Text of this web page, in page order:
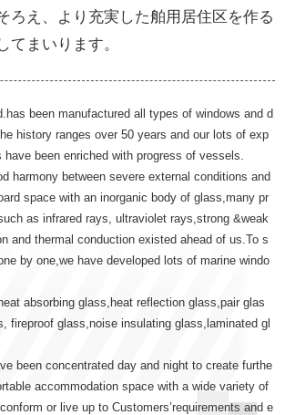
ろえ、より充実した舶用居住区を作る
てまいります。
been manufactured all types of windows and d
history ranges over 50 years and our lots of exp
have been enriched with progress of vessels.
harmony between severe external conditions and
space with an inorganic body of glass,many pr
as infrared rays, ultraviolet rays,strong &weak
and thermal conduction existed ahead of us.To s
by one,we have developed lots of marine windo
absorbing glass,heat reflection glass,pair glas
fireproof glass,noise insulating glass,laminated gl
been concentrated day and night to create furthe
accommodation space with a wide variety of
or live up to Customers’requirements and e